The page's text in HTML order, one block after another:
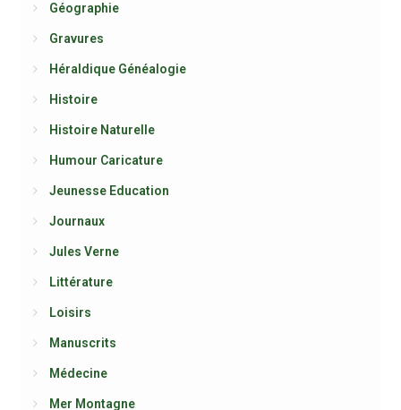
Géographie
Gravures
Héraldique Généalogie
Histoire
Histoire Naturelle
Humour Caricature
Jeunesse Education
Journaux
Jules Verne
Littérature
Loisirs
Manuscrits
Médecine
Mer Montagne